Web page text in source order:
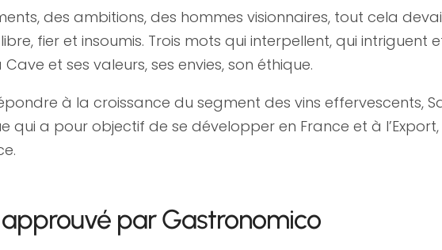
des ambitions, des hommes visionnaires, tout cela
fier et insoumis. Trois mots qui interpellent, qui intriguent
Cave et ses valeurs, ses envies, son éthique.
à la croissance du segment des vins effervescents,
qui a pour objectif de se développer en France et à
par Gastronomico